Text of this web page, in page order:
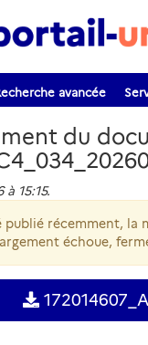
avancée
du
15:15.
publié récemment, la
échoue,